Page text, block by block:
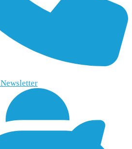
Newsletter